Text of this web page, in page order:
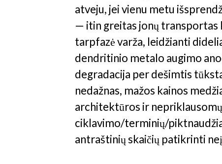
atveju, jei vienu metu
— itin greitas jonų transportas
tarpfazė varža, leidžianti
dendritinio metalo augimo
degradacija per dešimtis
nedažnas, mažos kainos
architektūros ir
ciklavimo/terminių/
antraštinių skaičių patikrinti